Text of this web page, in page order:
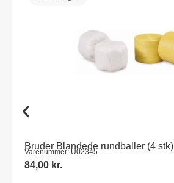
Bruder Blandede rundballer (4 stk)
Varenummer: U02345
84,00 kr.